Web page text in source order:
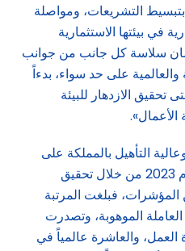
التشريعات، ومواصلة
في بيئتها الاستثمارية
سلاسة كل جانب من جوانب
على حد سواء، بدءاً
الازدهار للبيئة
الأعمال».
التأهيل بالمملكة على
تقدير واعتراف عالمي خلال عام 2023 من خلال تحقيق
فبلغت المرتبة
الموهوبة، وتصدرت
والعاشرة عالمياً في